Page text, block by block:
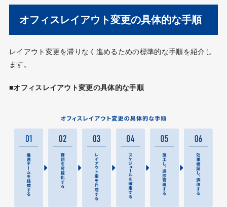
オフィスレイアウト変更の具体的な手順
レイアウト変更を滞りなく進めるための標準的な手順を紹介し
ます。
■オフィスレイアウト変更の具体的な手順